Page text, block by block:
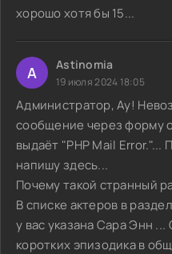
хорошо хотя бы 15...
A Astinomia
19 июля 2024 18:05
Администратор, Ау!
сообщение через форму
выдаёт "PHP Mail Error."...
напишу здесь...
Почему такой странный
В списке актеров в
у вас указана Сара Энн
коротких эпизодика в